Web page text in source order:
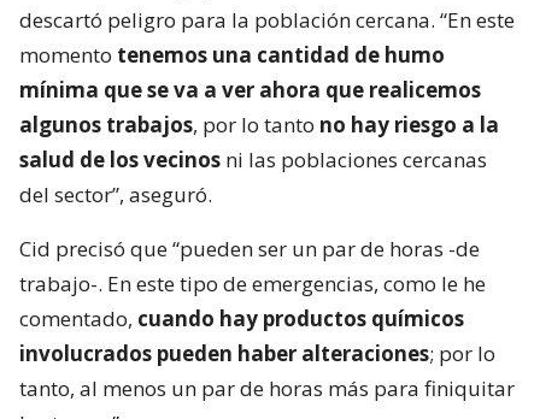
descartó peligro para la población cercana. “En este
momento tenemos una cantidad de humo
mínima que se va a ver ahora que realicemos
algunos trabajos, por lo tanto no hay riesgo a la
salud de los vecinos ni las poblaciones cercanas
del sector”, aseguró.
Cid precisó que “pueden ser un par de horas -de
trabajo-. En este tipo de emergencias, como le he
comentado, cuando hay productos químicos
involucrados pueden haber alteraciones; por lo
tanto, al menos un par de horas más para finiquitar